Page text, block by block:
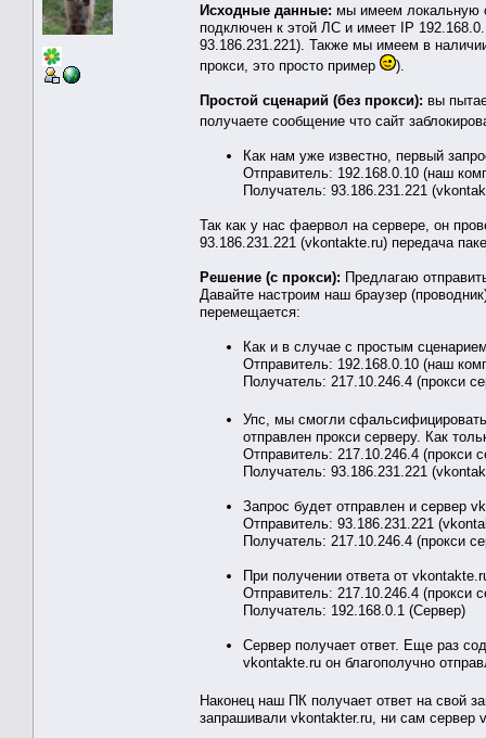
Исходные данные: мы имеем локальную
подключен к этой ЛС и имеет IP
93.186.231.221). Также мы имеем в
прокси, это просто пример
).
Простой сценарий (без прокси): вы
получаете сообщение что сайт
Как нам уже известно, первый
Отправитель: 192.168.0.10 (наш
Получатель: 93.186.231.221
Так как у нас фаервол на сервере, он
93.186.231.221 (vkontakte.ru) передача
Решение (с прокси): Предлагаю
Давайте настроим наш браузер
перемещается:
Как и в случае с простым
Отправитель: 192.168.0.10 (наш
Получатель: 217.10.246.4 (прокси
Упс, мы смогли
отправлен прокси серверу. Как
Отправитель: 217.10.246.4 (прокси
Получатель: 93.186.231.221
Запрос будет отправлен и сервер
Отправитель: 93.186.231.221
Получатель: 217.10.246.4 (прокси
При получении ответа от
Отправитель: 217.10.246.4 (прокси
Получатель: 192.168.0.1 (Сервер)
Сервер получает ответ. Еще раз
vkontakte.ru он благополучно
Наконец наш ПК получает ответ на свой
запрашивали vkontakter.ru, ни сам сервер